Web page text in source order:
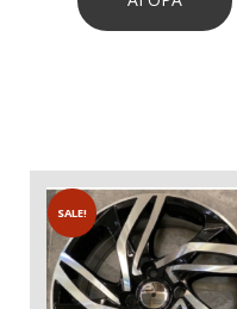
270€.
SALE!